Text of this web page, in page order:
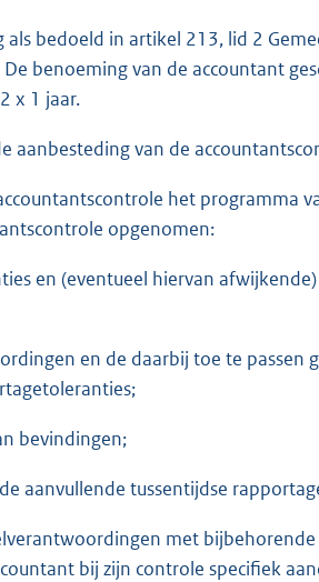
bedoeld in artikel 213, lid 2
benoeming van de accountant
x 1 jaar.
aanbesteding van de
het programma
opgenomen:
en (eventueel hiervan
en de daarbij toe te passen
bevindingen;
aanvullende tussentijdse
met
bij zijn controle specifiek